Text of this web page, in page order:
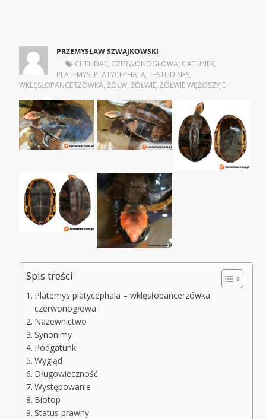
PRZEMYSŁAW SZWAJKOWSKI
CHELIDAE, CZERWONOGŁOWA, GATUNEK,
PLATEMYS, PLATYCEPHALA,TESTUDINES,
WKLĘSŁOPANCERZÓWKA,ŻÓŁW,ŻÓŁWIE,ŻÓŁWIE WĘŻOSZYJE
Spis treści
Platemys platycephala – wklęsłopancerzówka
czerwonogłowa
Nazewnictwo
Synonimy
Podgatunki
Wygląd
Długowieczność
Występowanie
Biotop
Status prawny